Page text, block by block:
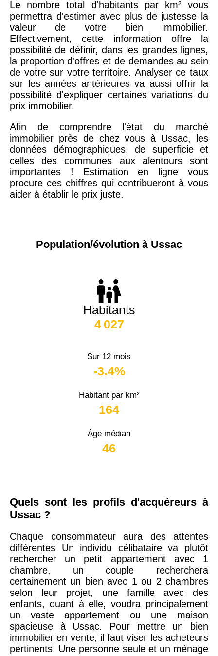
Le nombre total d'habitants par km² vous
permettra d'estimer avec plus de justesse la
valeur de votre bien immobilier.
Effectivement, cette information offre la
possibilité de définir, dans les grandes lignes,
la proportion d'offres et de demandes au sein
de votre sur votre territoire. Analyser ce taux
sur les années antérieures va aussi offrir la
possibilité d'expliquer certaines variations du
prix immobilier.
Afin de comprendre l'état du marché
immobilier près de chez vous à Ussac, les
données démographiques, de superficie et
celles des communes aux alentours sont
importantes ! Estimation en ligne vous
procure ces chiffres qui contribueront à vous
aider à établir le prix juste.
Population/évolution à Ussac
Habitants
4 027
Sur 12 mois
-3.4%
Habitant par km²
164
Âge médian
46
Quels sont les profils d'acquéreurs à
Ussac ?
Chaque consommateur aura des attentes
différentes Un individu célibataire va plutôt
rechercher un petit appartement avec 1
chambre, un couple recherchera
certainement un bien avec 1 ou 2 chambres
selon leur projet, une famille avec des
enfants, quant à elle, voudra principalement
un vaste appartement ou une maison
spacieuse à Ussac. Pour mettre un bien
immobilier en vente, il faut viser les acheteurs
pertinents. Une personne seule et un ménage